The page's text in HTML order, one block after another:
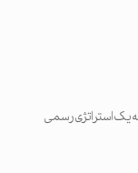
یک استراتژی رسمی